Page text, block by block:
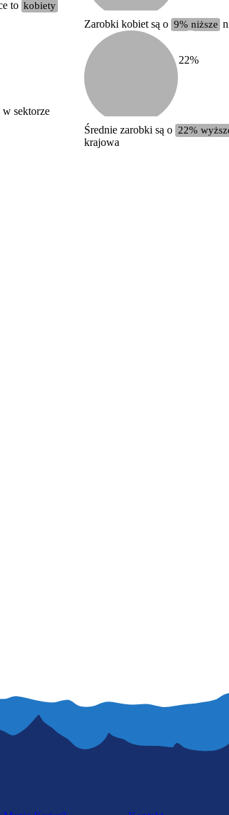
to kobiety
sektorze
Zarobki kobiet są o 9% niższe
22%
Średnie zarobki są o 22%
krajowa